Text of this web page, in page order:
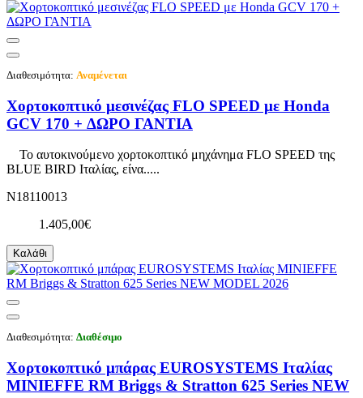
Διαθεσιμότητα: Αναμένεται
Χορτοκοπτικό μεσινέζας FLO SPEED με Honda
GCV 170 + ΔΩΡΟ ΓΑΝΤΙΑ
Το αυτοκινούμενο χορτοκοπτικό μηχάνημα FLO SPEED της
BLUE BIRD Ιταλίας, είνα.....
N18110013
1.405,00€
Καλάθι
Διαθεσιμότητα: Διαθέσιμο
Χορτοκοπτικό μπάρας EUROSYSTEMS Ιταλίας
MINIEFFE RM Briggs & Stratton 625 Series NEW